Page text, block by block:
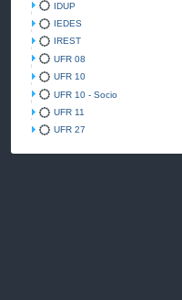
IDUP
IEDES
IREST
UFR 08
UFR 10
UFR 10 - Socio
UFR 11
UFR 27